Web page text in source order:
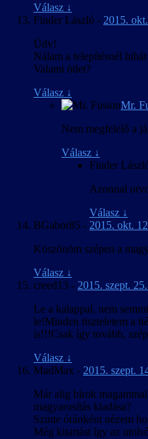
Válasz ↓
Finder László - 2015.
Üdv!
Nálam a telepítésnél
Valami ötlet?
Válasz ↓
Mr.
Nem megfelelő a
Válasz ↓
Finder
Azonnal
Válasz ↓
BGabor85 - 2015. okt.
Köszönöm szépen a
Válasz ↓
creed13 - 2015. szept.
Le a kalappal, nem
le!Minden tiszteletem a
is!!!Csak így tovább,
Válasz ↓
MadMax - 2015. szept.
Már alig bírok
magyarosítás kiadása?
Szinte óránként nézem
Még kitartást így az